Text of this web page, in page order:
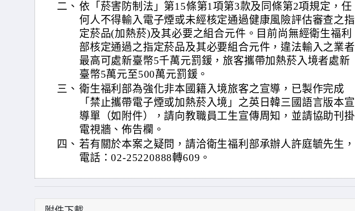
二、 依「菸害防制法」第15條第1項第3款及同條第2項規定，任
何人不得輸入電子煙或未經核定通過健康風險評估審查之指
定菸品(加熱菸)及其必要之組合元件。目前尚無經衛生福利
部核定通過之指定菸品及其必要組合元件，違法輸入之業者
最高可處新臺幣5千萬元罰鍰，旅客攜帶加熱菸入境者處新
臺幣5萬元至500萬元罰鍰。
三、 衛生福利部為強化非本國籍入境旅客之宣導，已製作完成
「禁止攜帶電子煙或加熱菸入境」之英日韓三國語言版本宣
導單（如附件），請向教職員工生宣傳周知，並請協助刊掛
電視牆、佈告欄。
四、 若有關於本案之疑問，請洽衛生福利部承辦人許庭毓先生，
電話：02-25220888轉609。